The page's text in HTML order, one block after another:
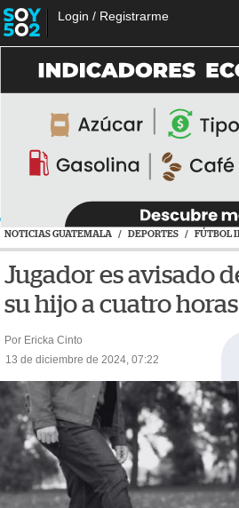
Login / Registrarme
NOTICIAS GUATEMALA / DEPORTES / FÚTBOL
Jugador es avisado
su hijo a cuatro
Por Ericka Cinto
13 de diciembre de 2024, 07:22